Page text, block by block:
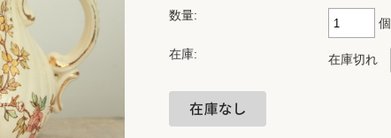
数量:
個
在庫: 在庫切れ